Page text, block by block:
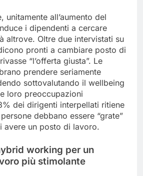
unitamente all’aumento del
i dipendenti a cercare
altrove. Oltre due intervistati su
pronti a cambiare posto di
“l’offerta giusta”. Le
prendere seriamente
sottovalutando il wellbeing
loro preoccupazioni
dei dirigenti interpellati ritiene
debbano essere “grate”
avere un posto di lavoro.
working per un
più stimolante